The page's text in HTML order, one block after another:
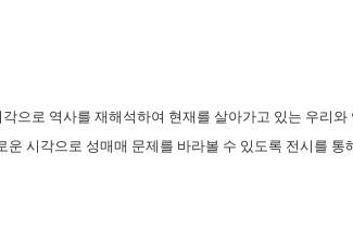
으로 역사를 재해석하여 현재를 살아가고 있는 우리와
시각으로 성매매 문제를 바라볼 수 있도록 전시를 통